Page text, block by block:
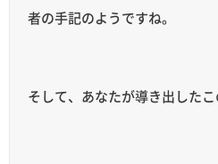
者の手記のようですね。
そして、あなたが導き出した